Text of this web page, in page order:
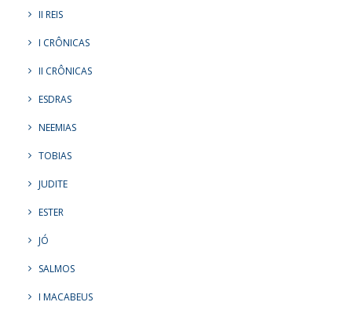
II REIS
I CRÔNICAS
II CRÔNICAS
ESDRAS
NEEMIAS
TOBIAS
JUDITE
ESTER
JÓ
SALMOS
I MACABEUS